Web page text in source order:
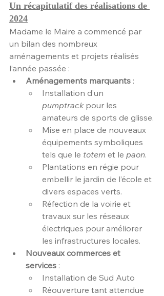
Un récapitulatif des réalisations de
2024
Madame le Maire a commencé par
un bilan des nombreux
aménagements et projets réalisés
l’année passée :
Aménagements marquants :
Installation d’un
pumptrack pour les
amateurs de sports de glisse.
Mise en place de nouveaux
équipements symboliques
tels que le totem et le paon.
Plantations en régie pour
embellir le jardin de l’école et
divers espaces verts.
Réfection de la voirie et
travaux sur les réseaux
électriques pour améliorer
les infrastructures locales.
Nouveaux commerces et
services :
Installation de Sud Auto
Réouverture tant attendue